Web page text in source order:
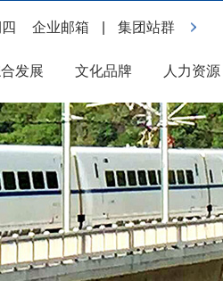
企业邮箱 集团站群
发展 文化品牌 人力资源